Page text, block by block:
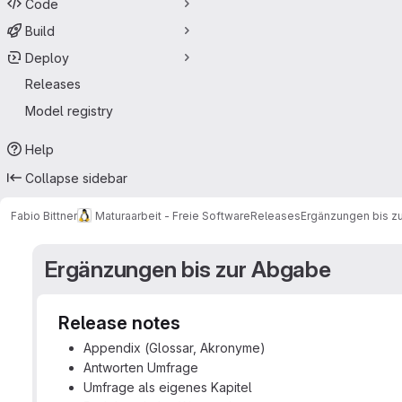
Code
Build
Deploy
Releases
Model registry
Help
Collapse sidebar
Fabio Bittner Maturaarbeit - Freie SoftwareReleasesErgänzungen bis
Ergänzungen bis zur Abgabe
Release notes
Appendix (Glossar, Akronyme)
Antworten Umfrage
Umfrage als eigenes Kapitel